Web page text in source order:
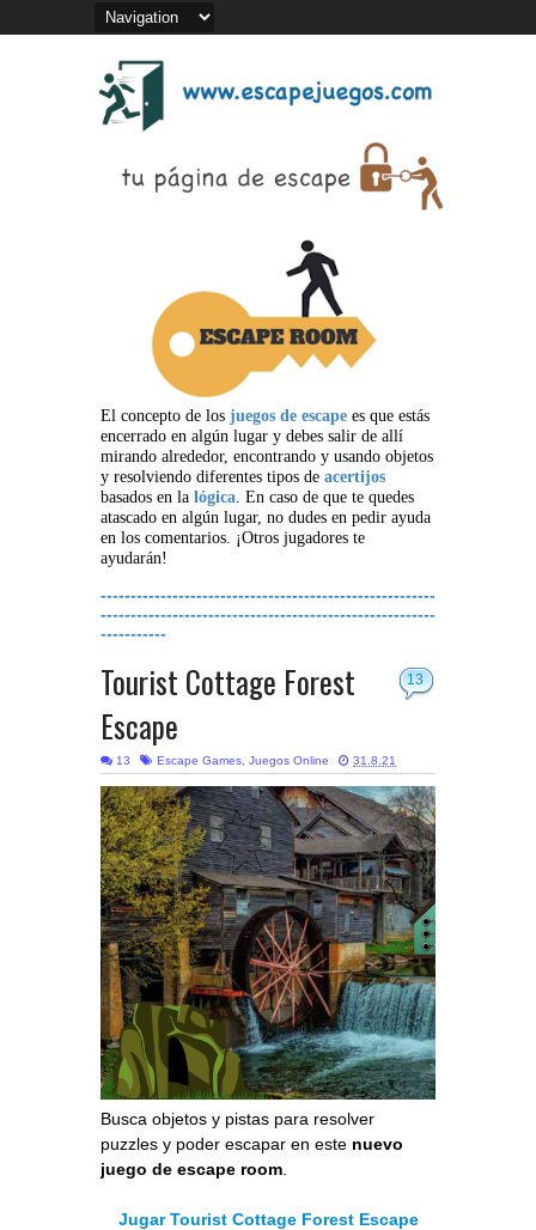
El concepto de los juegos de escape es que estás
encerrado en algún lugar y debes salir de allí
mirando alrededor, encontrando y usando objetos
y resolviendo diferentes tipos de acertijos
basados en la lógica. En caso de que te quedes
atascado en algún lugar, no dudes en pedir ayuda
en los comentarios. ¡Otros jugadores te
ayudarán!
--------------------------------------------------------
--------------------------------------------------------
-----------
13
Tourist Cottage Forest
Escape
13 Escape Games, Juegos Online 31.8.21
Busca objetos y pistas para resolver
puzzles y poder escapar en este nuevo
juego de escape room
Jugar Tourist Cottage Forest Escape